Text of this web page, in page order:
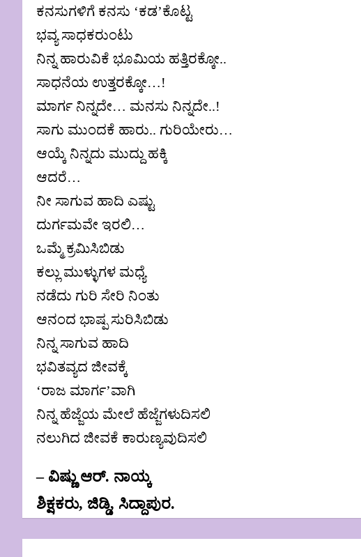
ಕನಸುಗಳಿಗೆ ಕನಸು ‘ಕಡ’ಕೊಟ್ಟ
ಭವ್ಯ ಸಾಧಕರುಂಟು
ನಿನ್ನ ಹಾರುವಿಕೆ ಭೂಮಿಯ ಹತ್ತಿರಕ್ಕೋ..
ಸಾಧನೆಯ ಉತ್ತರಕ್ಕೋ…!
ಮಾರ್ಗ ನಿನ್ನದೇ… ಮನಸು ನಿನ್ನದೇ..!
ಸಾಗು ಮುಂದಕೆ ಹಾರು.. ಗುರಿಯೇರು…
ಆಯ್ಕೆ ನಿನ್ನದು ಮುದ್ದು ಹಕ್ಕಿ
ಆದರೆ…
ನೀ ಸಾಗುವ ಹಾದಿ ಎಷ್ಟು
ದುರ್ಗಮವೇ ಇರಲಿ…
ಒಮ್ಮೆ ಕ್ರಮಿಸಿಬಿಡು
ಕಲ್ಲು ಮುಳ್ಳುಗಳ ಮಧ್ಯೆ
ನಡೆದು ಗುರಿ ಸೇರಿ ನಿಂತು
ಆನಂದ ಭಾಷ್ಪ ಸುರಿಸಿಬಿಡು
ನಿನ್ನ ಸಾಗುವ ಹಾದಿ
ಭವಿತವ್ಯದ ಜೀವಕ್ಕೆ
‘ರಾಜ ಮಾರ್ಗ’ವಾಗಿ
ನಿನ್ನ ಹೆಜ್ಜೆಯ ಮೇಲೆ ಹೆಜ್ಜೆಗಳುದಿಸಲಿ
ನಲುಗಿದ ಜೀವಕೆ ಕಾರುಣ್ಯವುದಿಸಲಿ
– ವಿಷ್ಣು ಆರ್. ನಾಯ್ಕ
ಶಿಕ್ಷಕರು, ಜಿಡ್ಡಿ, ಸಿದ್ದಾಪುರ.